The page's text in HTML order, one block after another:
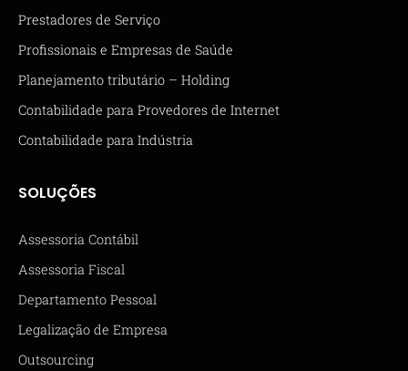
Prestadores de Serviço
Profissionais e Empresas de Saúde
Planejamento tributário – Holding
Contabilidade para Provedores de Internet
Contabilidade para Indústria
SOLUÇÕES
Assessoria Contábil
Assessoria Fiscal
Departamento Pessoal
Legalização de Empresa
Outsourcing